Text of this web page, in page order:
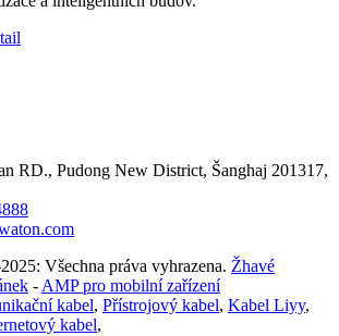
RD., Pudong New District, Šanghaj 201317,
Všechna práva vyhrazena. Žhavé
- AMP pro mobilní zařízení
kabel, Přístrojový kabel, Kabel Liyy,
kabel,